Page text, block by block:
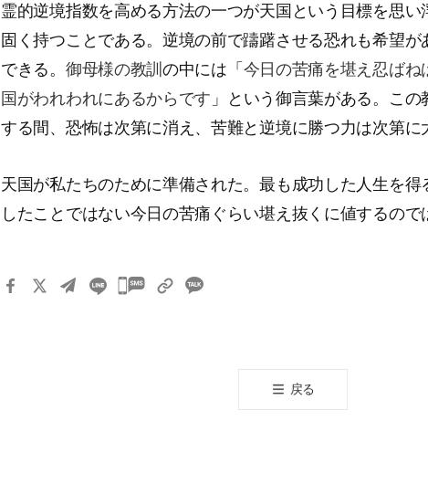
霊的逆境指数を高める方法の一つが天国という目標を思い
固く持つことである。逆境の前で躊躇させる恐れも希望
できる。 御母様の教訓の中には「 今日の苦痛を堪え忍ばね
国がわれわれにあるからです 」という御言葉がある。こ
する間、恐怖は次第に消え、苦難と逆境に勝つ力は次第に
天国が私たちのために準備された。最も成功した人生を得
したことではない今日の苦痛ぐらい堪え抜くに値するので
카
戻る